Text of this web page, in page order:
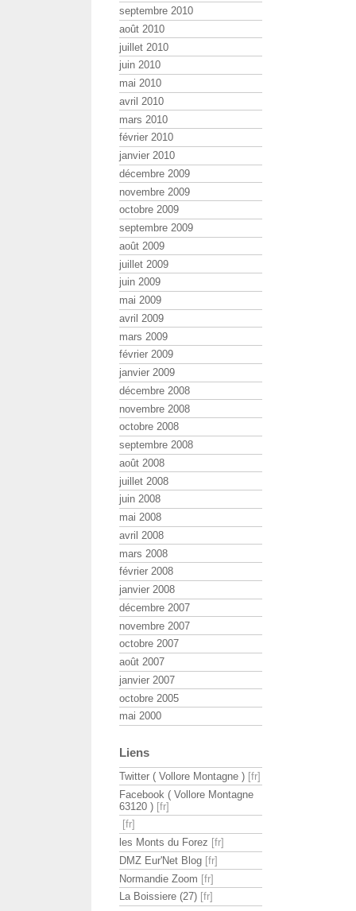
septembre 2010
août 2010
juillet 2010
juin 2010
mai 2010
avril 2010
mars 2010
février 2010
janvier 2010
décembre 2009
novembre 2009
octobre 2009
septembre 2009
août 2009
juillet 2009
juin 2009
mai 2009
avril 2009
mars 2009
février 2009
janvier 2009
décembre 2008
novembre 2008
octobre 2008
septembre 2008
août 2008
juillet 2008
juin 2008
mai 2008
avril 2008
mars 2008
février 2008
janvier 2008
décembre 2007
novembre 2007
octobre 2007
août 2007
janvier 2007
octobre 2005
mai 2000
Liens
Twitter ( Vollore Montagne )
Facebook ( Vollore Montagne
63120 )
les Monts du Forez
DMZ Eur'Net Blog
Normandie Zoom
La Boissiere (27)